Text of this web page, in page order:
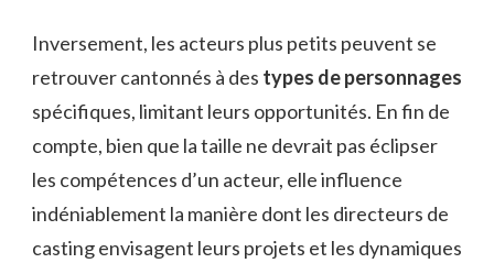
Inversement, les acteurs plus petits peuvent se
retrouver cantonnés à des types de personnages
spécifiques, limitant leurs opportunités. En fin de
compte, bien que la taille ne devrait pas éclipser
les compétences d’un acteur, elle influence
indéniablement la manière dont les directeurs de
casting envisagent leurs projets et les dynamiques